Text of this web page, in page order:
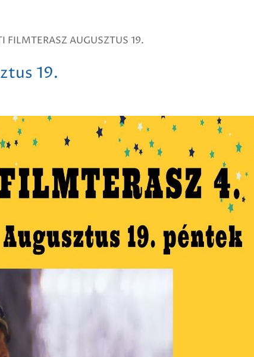
FILMTERASZ AUGUSZTUS 19.
19.